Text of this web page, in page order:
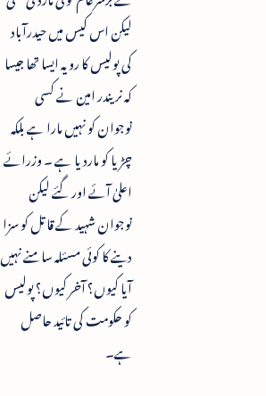
لیکن اس کیس میں حیدرآباد
کی پولیس کا رویہ ایسا تھا جیسا
کہ نریندر امین نے کسی
نوجوان کو نہیں مارا ہے بلکہ
چڑیا کو ماردیا ہے ۔ وزرائے
اعلیٰ آئے اور گئے لیکن
نوجوان شہید کے قاتل کو سزا
دینے کا کوئی مسئلہ سامنے نہیں
آیا کیوں؟ آخر کیوں؟ پولیس
کو حکومت کی تائید حاصل
ہے۔